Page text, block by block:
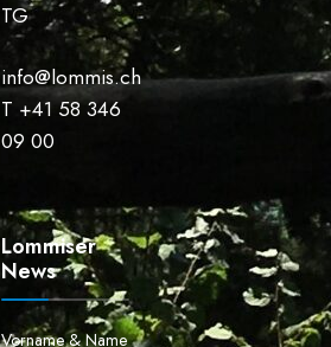
TG
info@lommis.ch
T +41 58 346
09 00
Lommiser
News
Vorname & Name